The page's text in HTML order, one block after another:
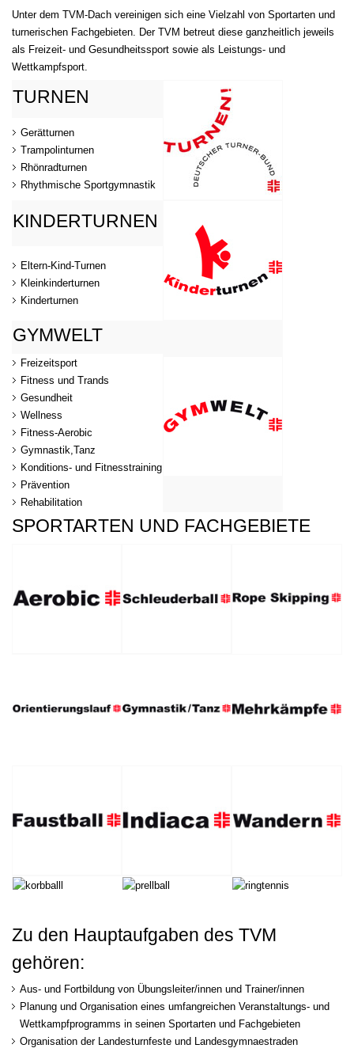
Unter dem TVM-Dach vereinigen sich eine Vielzahl von Sportarten und
turnerischen Fachgebieten. Der TVM betreut diese ganzheitlich jeweils
als Freizeit- und Gesundheitssport sowie als Leistungs- und
Wettkampfsport.
TURNEN
Gerätturnen
Trampolinturnen
Rhönradturnen
Rhythmische Sportgymnastik
KINDERTURNEN
Eltern-Kind-Turnen
Kleinkinderturnen
Kinderturnen
GYMWELT
Freizeitsport
Fitness und Trands
Gesundheit
Wellness
Fitness-Aerobic
Gymnastik,Tanz
Konditions- und Fitnesstraining
Prävention
Rehabilitation
SPORTARTEN UND FACHGEBIETE
Zu den Hauptaufgaben des TVM
gehören:
Aus- und Fortbildung von Übungsleiter/innen und Trainer/innen
Planung und Organisation eines umfangreichen Veranstaltungs- und
Wettkampfprogramms in seinen Sportarten und Fachgebieten
Organisation der Landesturnfeste und Landesgymnaestraden